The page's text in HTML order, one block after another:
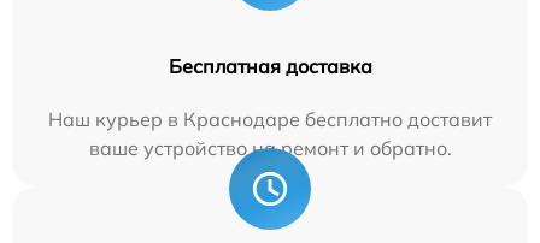
Бесплатная доставка
Наш курьер в Краснодаре бесплатно доставит
ваше устройство на ремонт и обратно.